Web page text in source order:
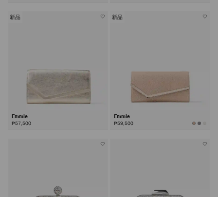
新品
Emmie
₱57,500
新品
Emmie
₱59,500